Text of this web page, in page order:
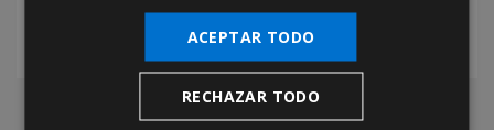
ACEPTAR TODO
RECHAZAR TODO